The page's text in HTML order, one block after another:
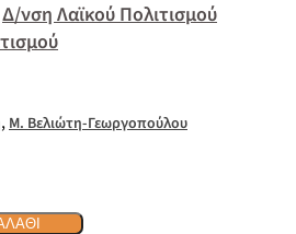
Δ/νση Λαϊκού Πολιτισμού
,Μ. Βελιώτη-Γεωργοπούλου